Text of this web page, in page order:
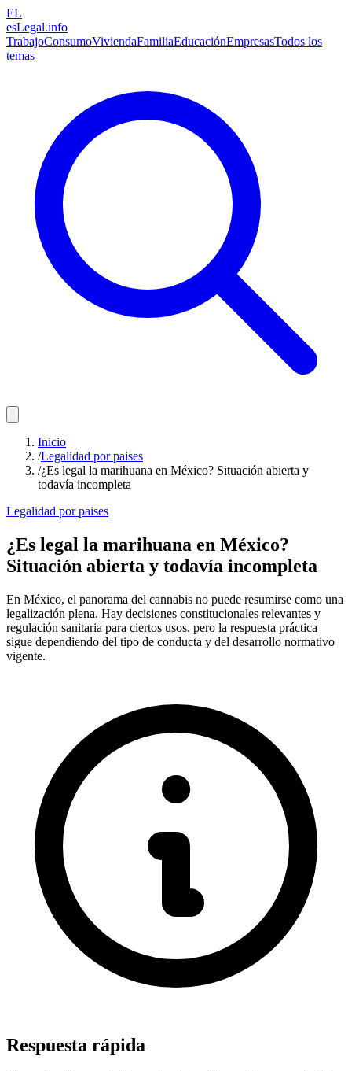
EL
esLegal.info
TrabajoConsumoViviendaFamiliaEducaciónEmpresasTodos los
temas
Inicio
/Legalidad por paises
/¿Es legal la marihuana en México? Situación abierta y
todavía incompleta
Legalidad por paises
¿Es legal la marihuana en México?
Situación abierta y todavía incompleta
En México, el panorama del cannabis no puede resumirse como una
legalización plena. Hay decisiones constitucionales relevantes y
regulación sanitaria para ciertos usos, pero la respuesta práctica
sigue dependiendo del tipo de conducta y del desarrollo normativo
vigente.
Respuesta rápida